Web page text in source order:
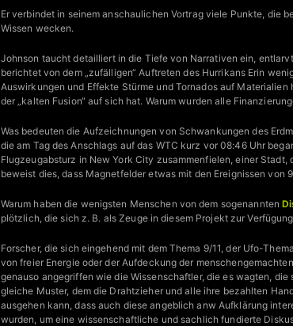
Er verbindet in seinem anschaulichen Vortrag viele Punkte, die
Wissen wecken.
Johnson taucht detailliert in die Tiefe von Narrativen ein,
berichtet von dem „zufälligen“ Auftreten des Hurrikans Erin
Auswirkungen und Effekte Stürme und Tornados auf
der „kalten Fusion“ auf sich hat. Warum wurden alle
Was bedeuten die Aufzeichnungen von Schwankungen des
die am Tag des Anschlags auf das WTC kurz vor 08:46 Uhr
Flugzeugabsturz in New York City zusammenfielen, einer
beweist dies, dass Magnetfelder etwas mit den Ereignissen von
Warum haben die wenigsten Menschen von dem sogenannten
plötzlich, die sich z. B. als Zeuge in diesem Projekt zur
Forscher, die sich eingehend mit dem Thema 9/11, der Ufo-
von freier Energie oder der Aufdeckung der
genauso angegriffen wie die Wissenschaftler, die es wagten,
gleiche Muster, dem die Drahtzieher und alle ihre bezahlten
ausgehen kann, dass auch diese angeblich anw Aufklärung
wurden, um eine wissenschaftliche und sachlich fundierte